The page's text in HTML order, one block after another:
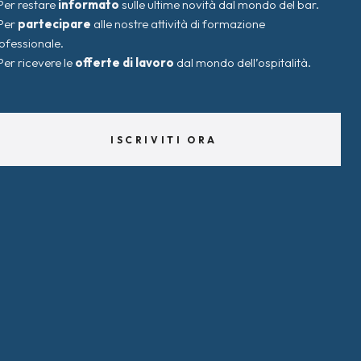
restare informato sulle ultime novità dal mondo del bar.
partecipare alle nostre attività di formazione
ricevere le offerte di lavoro dal mondo dell’ospitalità.
ISCRIVITI ORA